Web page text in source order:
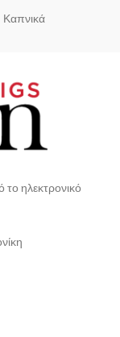
Καπνικά
ηλεκτρονικό